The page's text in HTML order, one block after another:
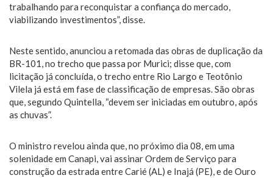
trabalhando para reconquistar a confiança do mercado,
viabilizando investimentos”, disse.
Neste sentido, anunciou a retomada das obras de duplicação da
BR-101, no trecho que passa por Murici; disse que, com
licitação já concluída, o trecho entre Rio Largo e Teotônio
Vilela já está em fase de classificação de empresas. São obras
que, segundo Quintella, “devem ser iniciadas em outubro, após
as chuvas”.
O ministro revelou ainda que, no próximo dia 08, em uma
solenidade em Canapi, vai assinar Ordem de Serviço para
construção da estrada entre Carié (AL) e Inajá (PE), e de Ouro